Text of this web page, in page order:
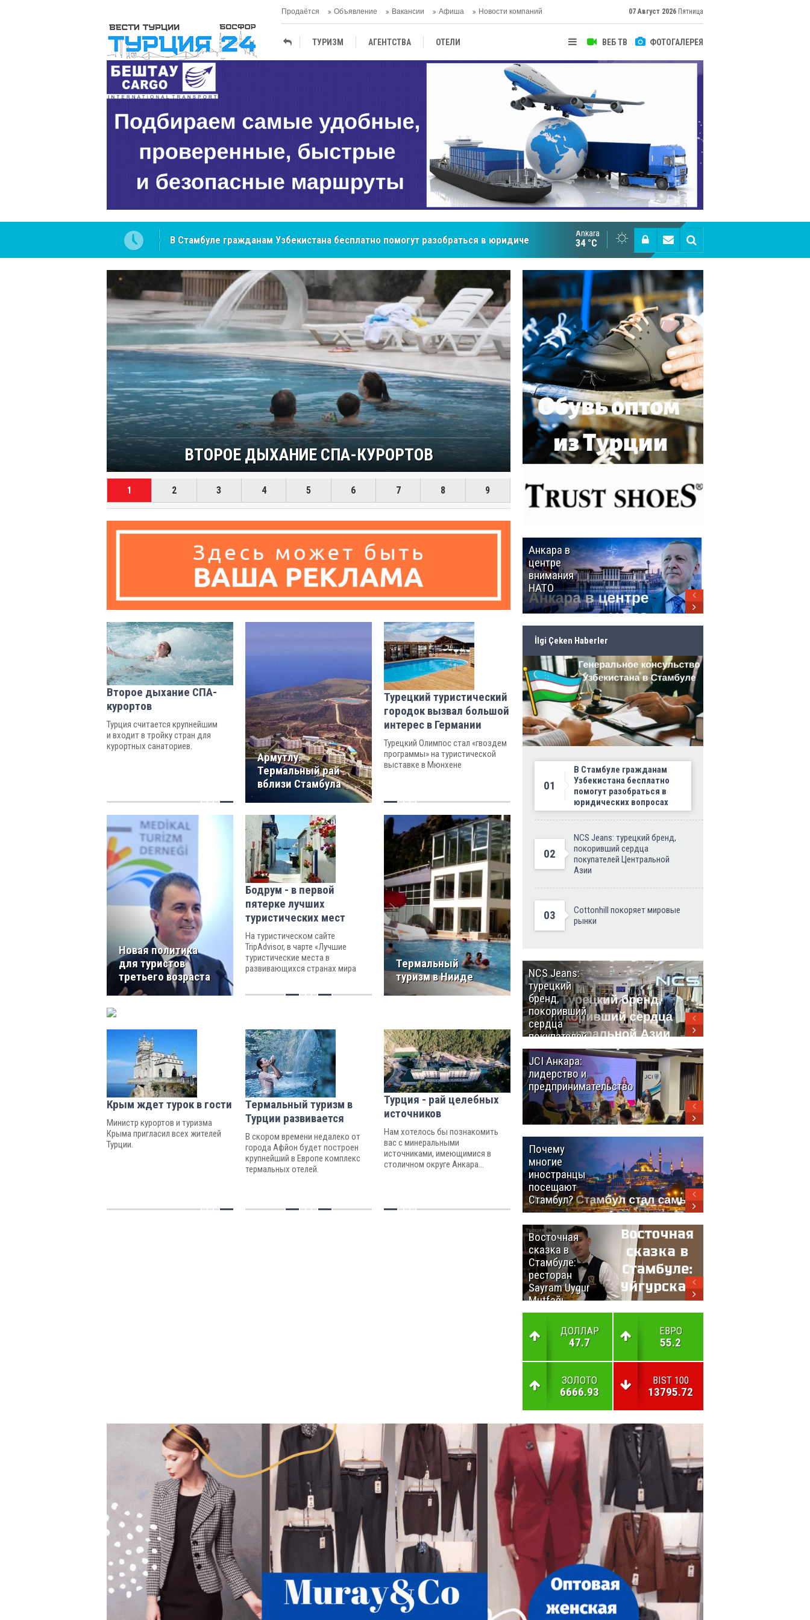
Продаётся Объявление Вакансии Афиша Новости компаний 07 Август 2026 Пятница
ВЕБ ТВ ФОТОГАЛЕРЕЯ
ТУРИЗМ АГЕНTСТВА ОТЕЛИ
в юридических NCS Jeans: турецкий бренд, покоривший сердца покупателей Центральной Азии Cottonhill покоряет мировые рынки
Ankara
34 °C
АРМУТЛУ. ТЕРМАЛЬНЫЙ РАЙ ВБЛИЗИ СТАМБУЛА
ТУРЕЦКИЙ ТУРИСТИЧЕСКИЙ
БОЛЬШОЙ ИНТЕРЕС В
1 2 3 4 5 6 7 8 9
Второе дыхание СПА-
курортов
Турция считается крупнейшим
и входит в тройку стран для
курортных санаториев.
Армутлу.
Термальный рай
вблизи Стамбула
Турецкий туристический
городок вызвал большой
интерес в Германии
Турецкий Олимпос стал «гвоздем
программы» на туристической
выставке в Мюнхене
Новая политика
для туристов
третьего возраста
Бодрум - в первой
пятерке лучших
туристических мест
На туристическом сайте
TripAdvisor, в чарте «Лучшие
туристические места в
развивающихся странах мира
Термальный
туризм в Нииде
Крым ждет турок в гости
Министр курортов и туризма
Крыма пригласил всех жителей
Турции.
Термальный туризм в
Турции развивается
В скором времени недалеко от
города Афйон будет построен
крупнейший в Европе комплекс
термальных отелей.
Турция - рай целебных
источников
Нам хотелось бы познакомить
вас с минеральными
источниками, имеющимися в
столичном округе Анкара...
Анкара в
центре
внимания
НАТО
İlgi Çeken Haberler
01
В Стамбуле гражданам
Узбекистана бесплатно
помогут разобраться в
юридических вопросах
02
NCS Jeans: турецкий бренд,
покоривший сердца
покупателей Центральной
Азии
03
Cottonhill покоряет мировые
рынки
NCS Jeans:
турецкий
бренд,
покоривший
сердца
покупателей
Центральной
Азии
JCI Анкара:
лидерство и
предпринимательство
Почему
многие
иностранцы
посещают
Стамбул?
Восточная
сказка в
Стамбуле:
ресторан
Sayram Uygur
Mutfağı
ДОЛЛАР
47.7
ЕВРО
55.2
ЗОЛОТО
6666.93
BIST 100
13795.72